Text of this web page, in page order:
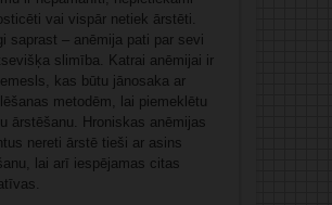
vai vispār netiek ārstēti.
saprast – anēmija pati par sevi
slimība. Katrai anēmijai ir
kas būtu jānosaka ar
metodēm, lai piemeklētu
ārstēšanu. Hroniskas anēmijas
nereti ārstē tieši ar asins
lai arī iespējamas citas